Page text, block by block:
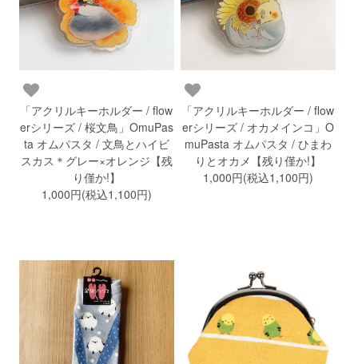
「アクリルキーホルダー / flow
erシリーズ / 桜文鳥」OmuPas
ta オムパスタ / 文鳥とハイビ
スカス＊グレー×オレンジ【残
り僅か!】
1,000円(税込1,100円)
「アクリルキーホルダー / flow
erシリーズ / オカメインコ」O
muPasta オムパスタ / ひまわ
りとオカメ【残り僅か!】
1,000円(税込1,100円)